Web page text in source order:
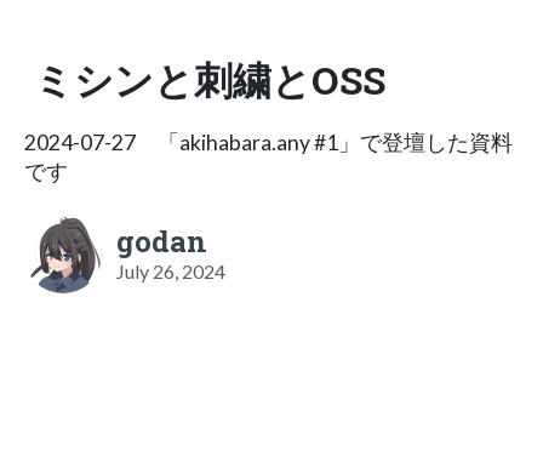
ミシンと刺繍とOSS
2024-07-27 「akihabara.any #1」で登壇した資料
です
godan
July 26, 2024